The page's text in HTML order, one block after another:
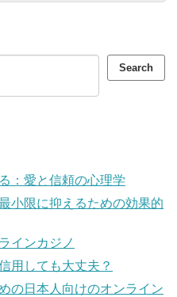
Search
：愛と信頼の心理学
小限に抑えるための効果的
インカジノ
用しても大丈夫？
の日本人向けのオンライン